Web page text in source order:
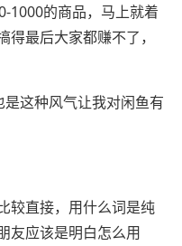
1000的商品，马上就着
最后大家都赚不了，
这种风气让我对闲鱼有
较直接，用什么词是纯
友应该是明白怎么用